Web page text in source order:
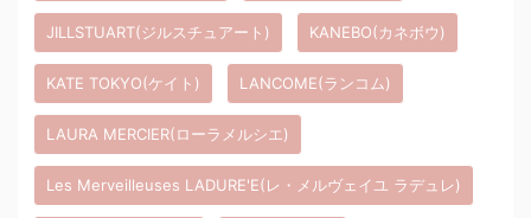
JILLSTUART(ジルスチュアート) KANEBO(カネボウ)
KATE TOKYO(ケイト) LANCOME(ランコム)
LAURA MERCIER(ローラメルシエ)
Les Merveilleuses LADURE'E(レ・メルヴェイユ ラデュレ)